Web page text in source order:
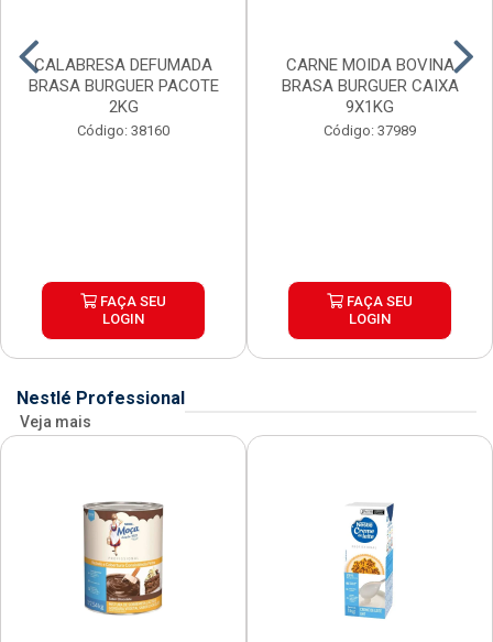
CALABRESA DEFUMADA
BRASA BURGUER PACOTE
2KG
Código: 38160
FAÇA SEU
LOGIN
CARNE MOIDA BOVINA
BRASA BURGUER CAIXA
9X1KG
Código: 37989
FAÇA SEU
LOGIN
Nestlé Professional
Veja mais